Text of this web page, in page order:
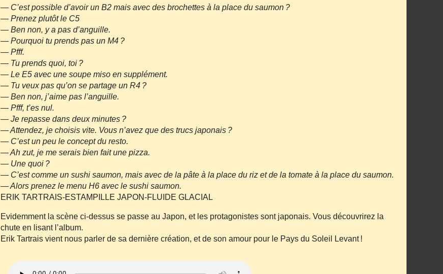
— C’est possible d’avoir un B2 mais avec des brochettes à la place du saumon ?
— Prenez plutôt le C5
— Ben non, y a pas d’anguille.
— Pourquoi tu prends pas un M4 ?
— Pfff.
— Tu prends quoi, toi ?
— Le E5 avec une soupe miso en supplément.
— Tu veux pas qu’on se partage un R4 ?
— Ben non, j’aime pas l’anguille.
— Pfff, t’es nul.
— Je repasse dans deux minutes ?
— Attendez, je choisis vite. Vous n’avez que des trucs japonais ?
— C’est un peu le concept du resto.
— Ah zut, je me serais bien fait une pizza.
— Une quoi ?
— C’est comme un sushi saumon, mais avec de la pâte à la place du riz et de la tomate à la place du saumon.
— Alors prenez le menu H6 avec le sushi saumon.
ERIK TARTRAIS‐ESTAMPILLE JAPON‐FLUIDE GLACIAL
Evidemment la scène ci‐dessus se passe au Japon, et les protagonistes sont japonais. Vous découvrirez la
chute en lisant l’album.
Erik Tartrais vient nous parler de sa dernière création, et de son amour pour le Pays du Soleil Levant !